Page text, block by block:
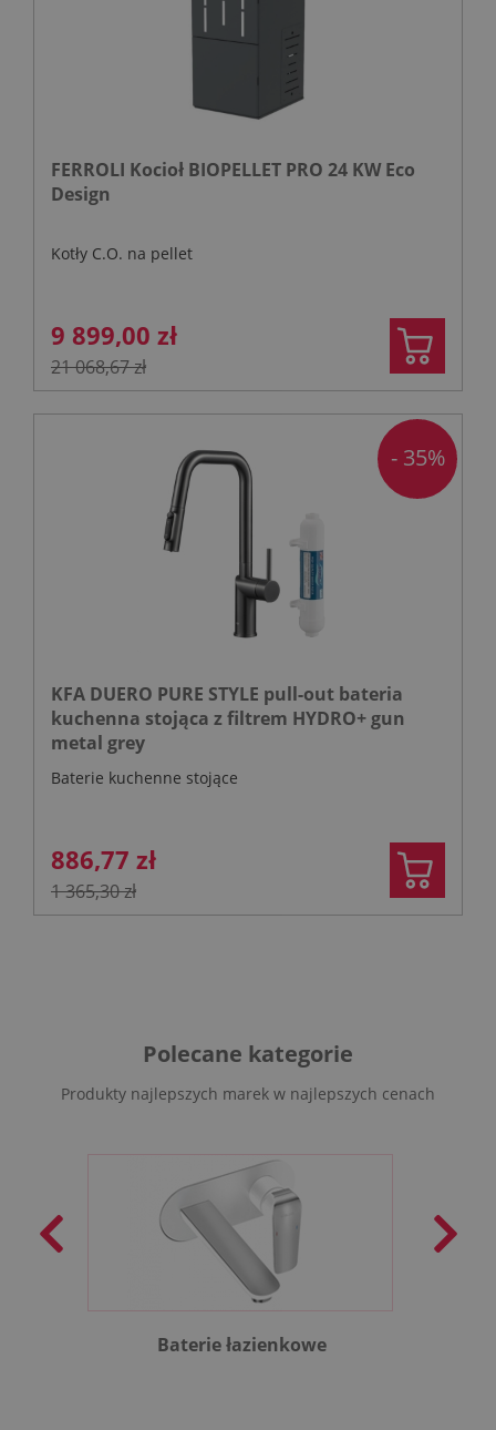
FERROLI Kocioł BIOPELLET PRO 24 KW Eco
Design
Kotły C.O. na pellet
9 899,00 zł
21 068,67 zł
KFA DUERO PURE STYLE pull-out bateria
kuchenna stojąca z filtrem HYDRO+ gun
metal grey
Baterie kuchenne stojące
886,77 zł
1 365,30 zł
- 35%
Polecane kategorie
Produkty najlepszych marek w najlepszych cenach
Baterie łazienkowe